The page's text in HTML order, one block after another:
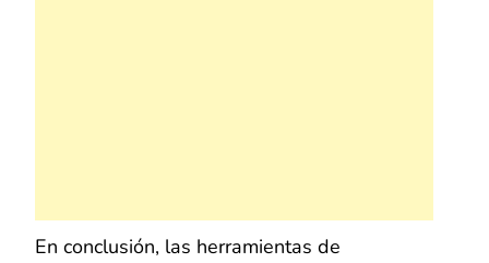
En conclusión, las herramientas de